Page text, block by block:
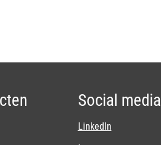
Social media
LinkedIn